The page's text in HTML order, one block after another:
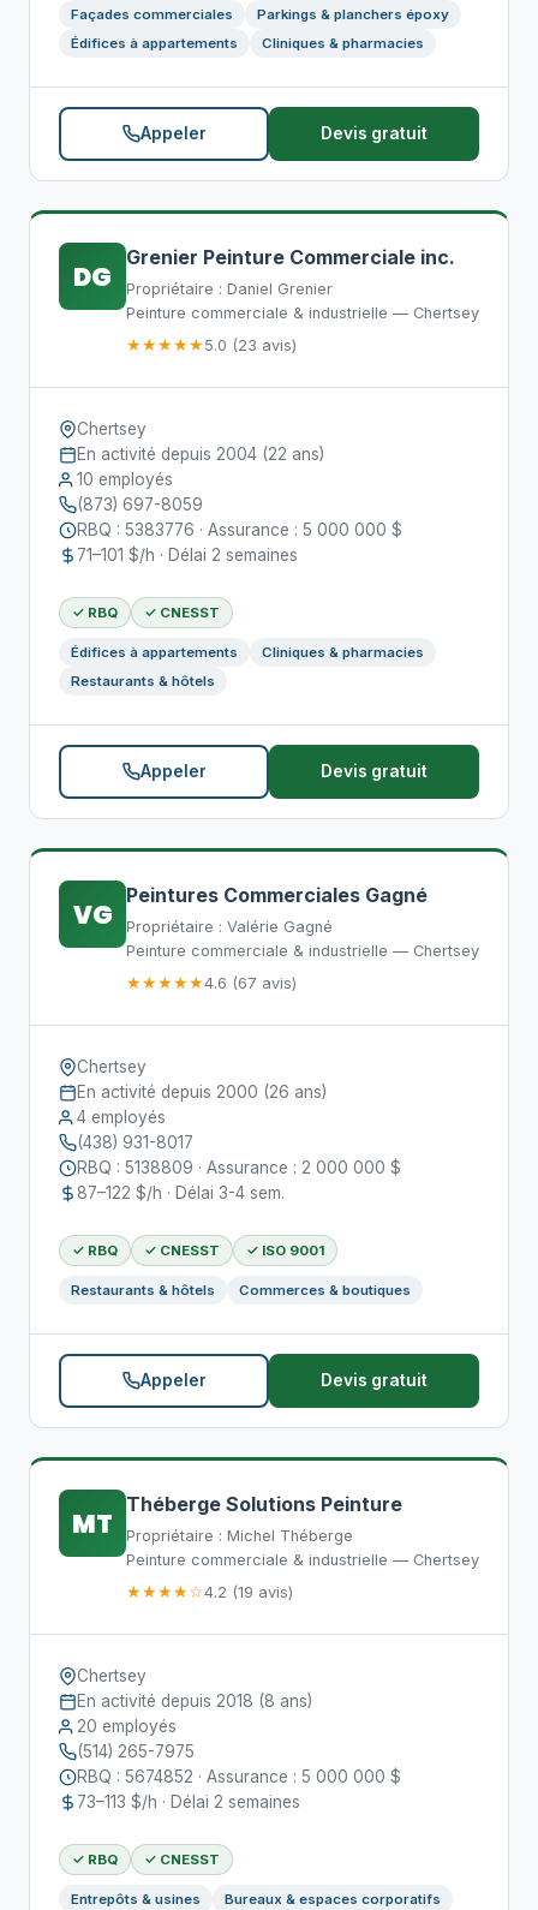
Façades commerciales
Parkings & planchers époxy
Édifices à appartements
Cliniques & pharmacies
Appeler Devis gratuit
DG
Grenier Peinture Commerciale inc.
Propriétaire : Daniel Grenier
Peinture commerciale & industrielle — Chertsey
★★★★★5.0 (23 avis)
Chertsey
En activité depuis 2004 (22 ans)
10 employés
(873) 697-8059
RBQ : 5383776 · Assurance : 5 000 000 $
71–101 $/h · Délai 2 semaines
✓ RBQ ✓ CNESST
Édifices à appartements
Cliniques & pharmacies
Restaurants & hôtels
Appeler Devis gratuit
VG
Peintures Commerciales Gagné
Propriétaire : Valérie Gagné
Peinture commerciale & industrielle — Chertsey
★★★★★4.6 (67 avis)
Chertsey
En activité depuis 2000 (26 ans)
4 employés
(438) 931-8017
RBQ : 5138809 · Assurance : 2 000 000 $
87–122 $/h · Délai 3-4 sem.
✓ RBQ ✓ CNESST ✓ ISO 9001
Restaurants & hôtels Commerces & boutiques
Appeler Devis gratuit
MT
Théberge Solutions Peinture
Propriétaire : Michel Théberge
Peinture commerciale & industrielle — Chertsey
★★★★☆4.2 (19 avis)
Chertsey
En activité depuis 2018 (8 ans)
20 employés
(514) 265-7975
RBQ : 5674852 · Assurance : 5 000 000 $
73–113 $/h · Délai 2 semaines
✓ RBQ ✓ CNESST
Entrepôts & usines
Bureaux & espaces corporatifs